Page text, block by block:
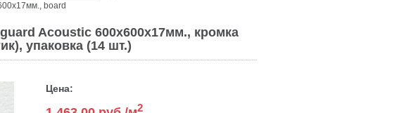
board
Acoustic 600x600x17мм., кромка
упаковка (14 шт.)
Цена:
2